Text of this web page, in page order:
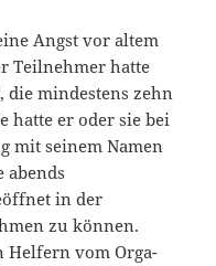
Angst vor altem
Teilnehmer hatte
die mindestens zehn
hatte er oder sie bei
mit seinem Namen
abends
in der
zu können.
Helfern vom Orga-